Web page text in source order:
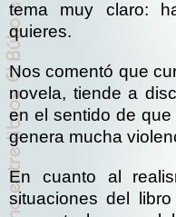
tema muy claro:
quieres.
Nos comentó que
novela, tiende a
en el sentido de
genera mucha
En cuanto al
situaciones del